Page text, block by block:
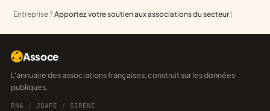
Entreprise ?Apportez votre soutien aux associations du secteur !
Assoce
L'annuaire des associations françaises, construit sur les données
publiques.
RNA / JOAFE / SIRENE